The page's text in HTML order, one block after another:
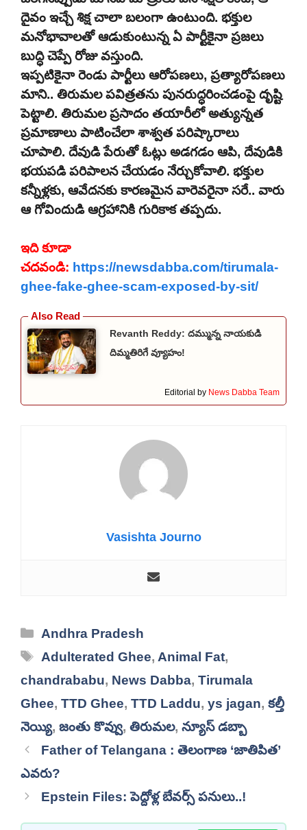
దైవం ఇచ్చే శిక్ష చాలా బలంగా ఉంటుంది. భక్తుల
మనోభావాలతో ఆడుకుంటున్న ఏ పార్టీకైనా ప్రజలు
బుద్ధి చెప్పే రోజు వస్తుంది.
ఇప్పటికైనా రెండు పార్టీలు ఆరోపణలు, ప్రత్యారోపణలు
మాని.. తిరుమల పవిత్రతను పునరుద్ధరించడంపై దృష్టి
పెట్టాలి. తిరుమల ప్రసాదం తయారీలో అత్యున్నత
ప్రమాణాలు పాటించేలా శాశ్వత పరిష్కారాలు
చూపాలి. దేవుడి పేరుతో ఓట్లు అడగడం ఆపి, దేవుడికి
భయపడి పరిపాలన చేయడం నేర్చుకోవాలి. భక్తుల
కన్నీళ్లకు, ఆవేదనకు కారణమైన వారెవరైనా సరే.. వారు
ఆ గోవిందుడి ఆగ్రహానికి గురికాక తప్పదు.
ఇది కూడా
చదవండి: https://newsdabba.com/tirumala-
ghee-fake-ghee-scam-exposed-by-sit/
Revanth Reddy: దమ్మున్న నాయకుడి
దిమ్మతిరిగే వ్యూహం!
Editorial by News Dabba Team
Vasishta Journo
Categories
Andhra Pradesh
Tags
Adulterated Ghee, Animal Fat,
chandrababu, News Dabba, Tirumala
Ghee, TTD Ghee, TTD Laddu, ys jagan, కల్తీ
నెయ్యి, జంతు కొవ్వు, తిరుమల, న్యూస్ డబ్బా
Father of Telangana : తెలంగాణ ‘జాతిపిత’
ఎవరు?
Epstein Files: పెద్దోళ్ల బేవర్స్ పనులు..!